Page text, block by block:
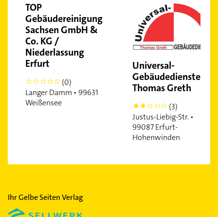
TOP
Gebäudereinigung
Sachsen GmbH &
Co. KG /
Niederlassung
Erfurt
0
(0)
Langer Damm • 99631
Weißensee
Universal-
Gebäudedienste
Thomas Greth
2
(3)
Justus-Liebig-Str. •
99087 Erfurt-
Hohenwinden
Ihr Gelbe Seiten Verlag